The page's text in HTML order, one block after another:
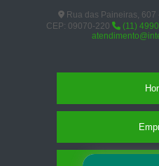
Rua das Paineiras, 607
CEP: 09070-220
(11)